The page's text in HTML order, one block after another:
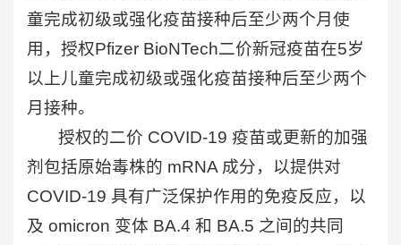
童完成初级或强化疫苗接种后至少两个月使
用，授权Pfizer BioNTech二价新冠疫苗在5岁
以上儿童完成初级或强化疫苗接种后至少两个
月接种。
授权的二价 COVID-19 疫苗或更新的加强
剂包括原始毒株的 mRNA 成分，以提供对
COVID-19 具有广泛保护作用的免疫反应，以
及 omicron 变体 BA.4 和 BA.5 之间的共同